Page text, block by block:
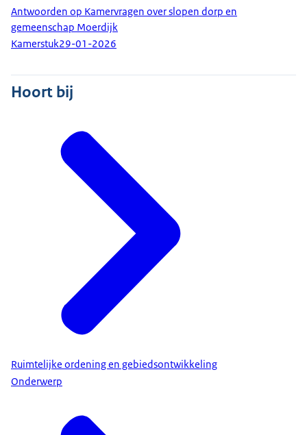
Antwoorden op Kamervragen over slopen dorp en
gemeenschap Moerdijk
Kamerstuk29-01-2026
Hoort bij
Ruimtelijke ordening en gebiedsontwikkeling
Onderwerp